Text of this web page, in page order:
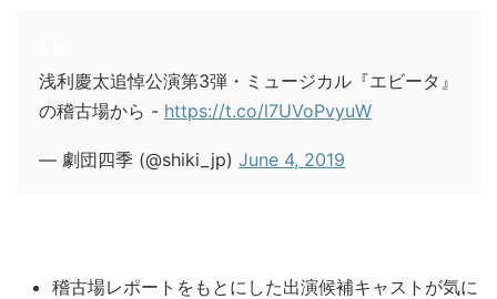
浅利慶太追悼公演第3弾・ミュージカル『エビータ』
の稽古場から - https://t.co/l7UVoPvyuW
— 劇団四季 (@shiki_jp) June 4, 2019
稽古場レポートをもとにした出演候補キャストが気に